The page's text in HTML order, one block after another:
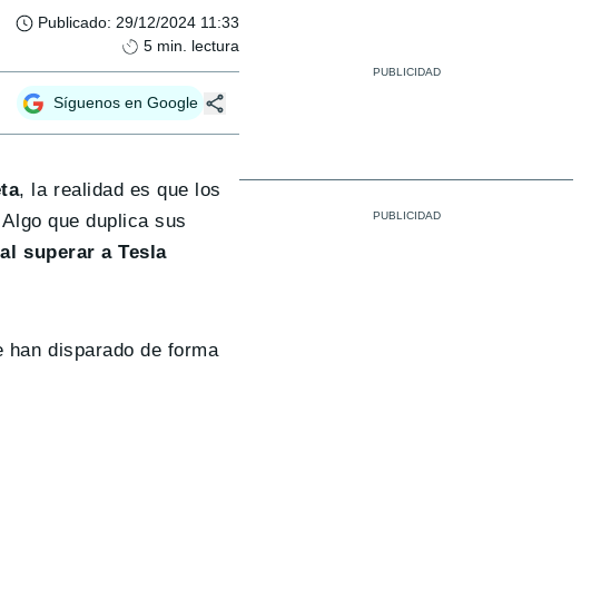
Publicado: 29/12/2024 11:33
5 min. lectura
Síguenos en Google
, la realidad es que los
que duplica sus
superar a Tesla
disparado de forma